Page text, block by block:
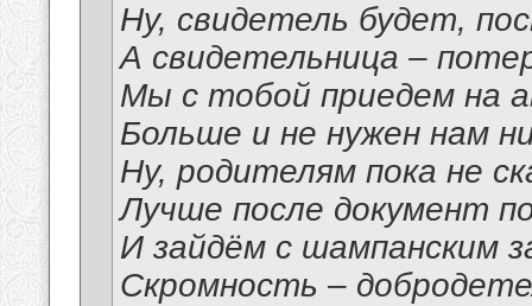
Ну, свидетель будет,
А свидетельница –
Мы с тобой приедем на
Больше и не нужен нам
Ну, родителям пока не
Лучше после документ
И зайдём с шампанским
Скромность –